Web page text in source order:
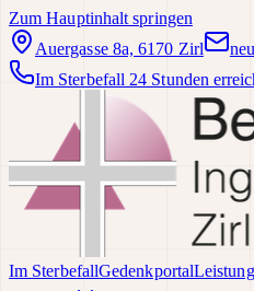
Zum Hauptinhalt springen
Auergasse 8a, 6170 Zirl
Im Sterbefall 24 Stunden
Im SterbefallGedenkportal